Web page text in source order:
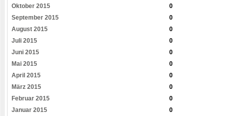
Oktober 2015
0
September 2015
0
August 2015
0
Juli 2015
0
Juni 2015
0
Mai 2015
0
April 2015
0
März 2015
0
Februar 2015
0
Januar 2015
0